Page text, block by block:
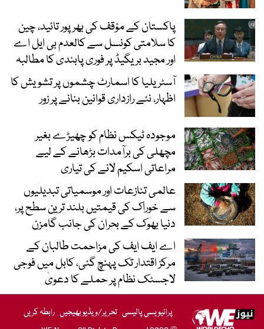
پاکستان کے مؤقف کی بھرپور تائید، چین
کا سلامتی کونسل سے کالعدم بی ایل اے
اور مجید بریگیڈ پر فوری پابندی کا مطالبہ
آسٹریلیا کا اسمارٹ چشموں پر تشویش کا
اظہار، نئے رازداری قوانین بنانے پر زور
موجودہ ٹیکس نظام کو چھیڑے بغیر
مچھلی کی برآمدات بڑھانے کے لیے
مراعاتی اسکیم لانے کی تیاری
عالمی تنازعات اور موسمیاتی تبدیلیوں
سے خوراک کی قیمتیں بلند ترین سطح پر،
دنیا بھوک کے بحران کی جانب گامزن
اے ایف ایف کی مزاحمت طالبان کے
مرکز اقتدار تک پہنچ گئی، کابل میں فوجی
لاجسٹک نظام پر حملے کا دعویٰ
پرائیویسی پالیسی تحریر/ویڈیو بھیجیں رابطہ کریں